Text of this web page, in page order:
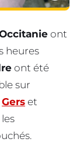
ont
heures
ont été
sur
Gers et